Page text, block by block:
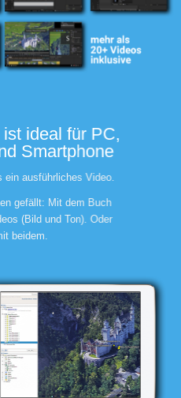
ideal für PC,
Smartphone
ein ausführliches Video.
gefällt: Mit dem Buch
(Bild und Ton). Oder
beidem.